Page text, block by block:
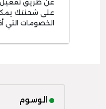
عن طريق
على شحنتك
الخصومات التي
الوسوم